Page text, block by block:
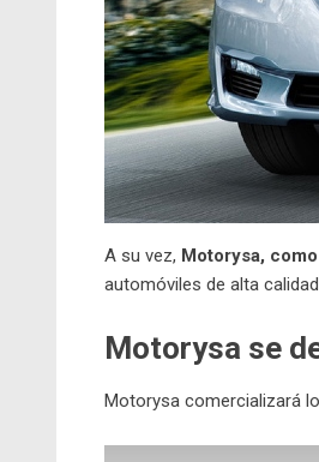
A su vez, Motorysa,
automóviles de alta
Motorysa se
Motorysa comercializará